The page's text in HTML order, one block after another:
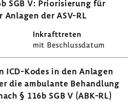
SGB V: Prio­ri­sie­rung für
der ASV-RL
mit Beschluss­datum
​Kodes in den Anlagen
die ambu­lante Behand­lung
§ 116b SGB V (ABK-RL)